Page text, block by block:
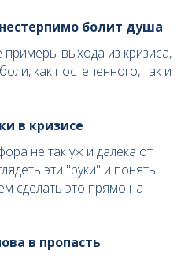
болит душа
выхода из кризиса,
как постепенного, так и
в кризисе
не так уж и далека от
эти "руки" и понять
сделать это прямо на
в пропасть